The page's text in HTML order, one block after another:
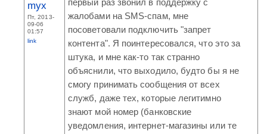
myx
Пт, 2013-
09-06
01:57
link
первый раз звонил в поддержку с
жалобами на SMS-спам, мне
посоветовали подключить "запрет
контента". Я поинтересовался, что это за
штука, и мне как-то так странно
объяснили, что выходило, будто бы я не
смогу принимать сообщения от всех
служб, даже тех, которые легитимно
знают мой номер (банковские
уведомления, интернет-магазины или те